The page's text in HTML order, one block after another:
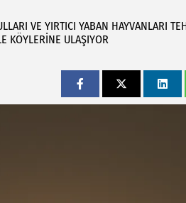
VE YIRTICI YABAN HAYVANLARI
KÖYLERİNE ULAŞIYOR